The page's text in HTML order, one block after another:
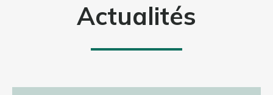
Actualités